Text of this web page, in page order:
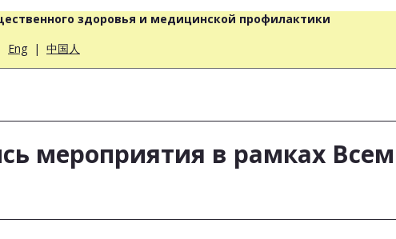
здоровья и медицинской профилактики
Eng | 中国人
мероприятия в рамках